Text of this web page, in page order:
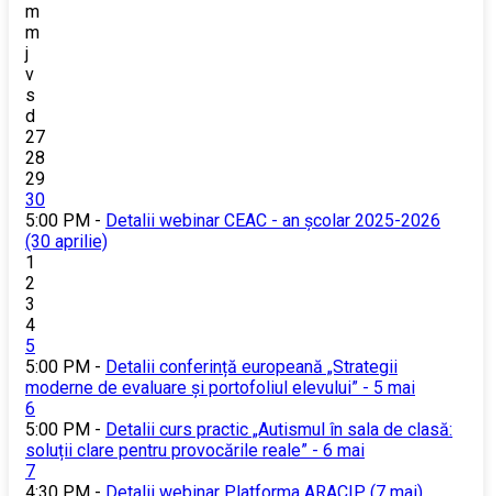
m
m
j
v
s
d
27
28
29
30
5:00 PM - Detalii webinar CEAC - an școlar 2025-2026
(30 aprilie)
1
2
3
4
5
5:00 PM - Detalii conferință europeană „Strategii
moderne de evaluare și portofoliul elevului” - 5 mai
6
5:00 PM - Detalii curs practic „Autismul în sala de clasă:
soluții clare pentru provocările reale” - 6 mai
7